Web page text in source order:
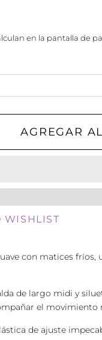
en la pantalla de
AGREGAR
WISHLIST
con matices fríos,
de largo midi y
el movimiento
de ajuste